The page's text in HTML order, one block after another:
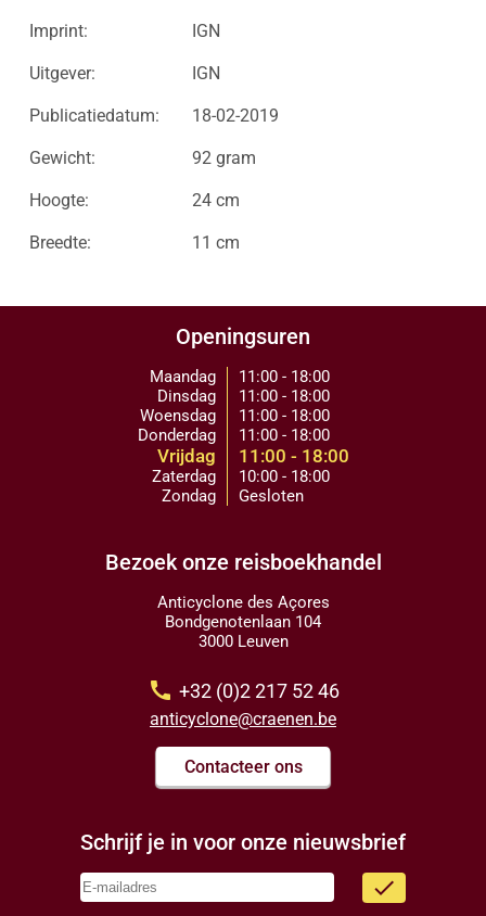
Imprint: IGN
Uitgever: IGN
Publicatiedatum: 18-02-2019
Gewicht: 92 gram
Hoogte: 24 cm
Breedte: 11 cm
Openingsuren
Maandag
Dinsdag
Woensdag
Donderdag
Vrijdag
Zaterdag
Zondag
11:00 - 18:00
11:00 - 18:00
11:00 - 18:00
11:00 - 18:00
11:00 - 18:00
10:00 - 18:00
Gesloten
Bezoek onze reisboekhandel
Anticyclone des Açores
Bondgenotenlaan 104
3000 Leuven
call +32 (0)2 217 52 46
anticyclone@craenen.be
Contacteer ons
Schrijf je in voor onze nieuwsbrief
done